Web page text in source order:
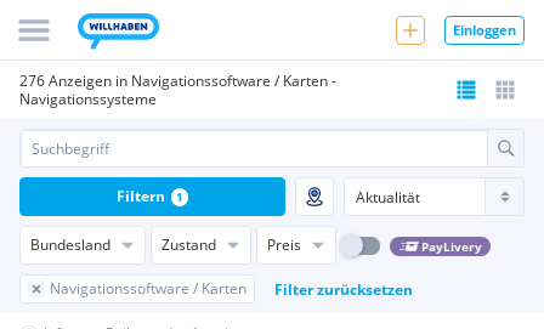
Einloggen
276 Anzeigen in Navigationssoftware / Karten -
Navigationssysteme
Bundesland Zustand Preis PayLivery
Navigationssoftware / Karten Filter zurücksetzen
Filtern 1